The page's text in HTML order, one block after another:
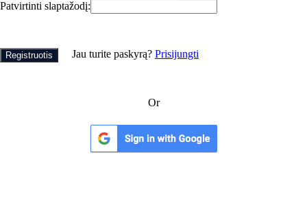
Patvirtinti slaptažodį:
Registruotis Jau turite paskyrą? Prisijungti
Or